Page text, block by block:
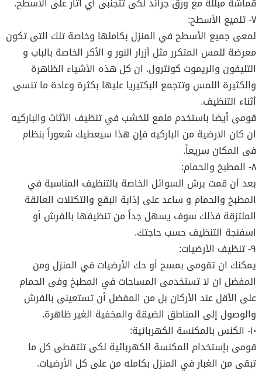
٧- تلميع الأسطح:
لمعى جميع الأسطح في المنزل بكاملها وخاصة تلك التى تكون
معرضة للمس المتكرر مثل أزرار النور و الأكر الخاصة بالباب و
التليفون والريموت كونترول. ان كل هذه الأشياء الظاهرة
والكثيرة اللمس وتتجمع البكتيريا عليها بكثرة وعادة ما تنسى
أثناء التنظيف.
قومى أيضا باستخدم ملمع للخشب في تنظيف الأثاث والباركيه
ان كان الارضية من الباركيه فإن هذا سيعطيك شعوراً بنظام
فى المكان سريعاً.
٨- المطبخ والحمام:
بعد أن قمت برش السوائل الخاصة بالتنظيف المناسبة في
المطبخ والحمام و ساعد على إذابة البقع والتكتلات العالقة
الملتزقة فذلك سوف يسهل جداً من تنظيفها بالفرش أو
اسفنجة التنظيف حسب حاجتك.
٩- تنظيف الأرضيات:
يمكنك ان تقومى بمسح أو حك الأرضيات في المنزل ومن
المفضل ان لا تستخدمى المساحات في المطبخ وفى الحمام
على الأقل عند الأركان بل من المفضل أن تستعينى بالفرش
والوصول إلى المناطق الضيقة والمخفية الغير ظاهرة.
١٠- الكنس بالمكنسة الكهربائية:
قومى بإستخدام المكنسة الكهربائية لكى تلتقطى كل ما
تبقى من الغبار في المنزل بكامله من على كل الأرضيات.